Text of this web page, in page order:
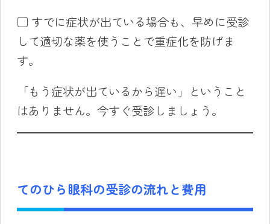
□ すでに症状が出ている場合も、早めに受診
して適切な薬を使うことで重症化を防げま
す。
「もう症状が出ているから遅い」ということ
はありません。今すぐ受診しましょう。
てのひら眼科の受診の流れと費用